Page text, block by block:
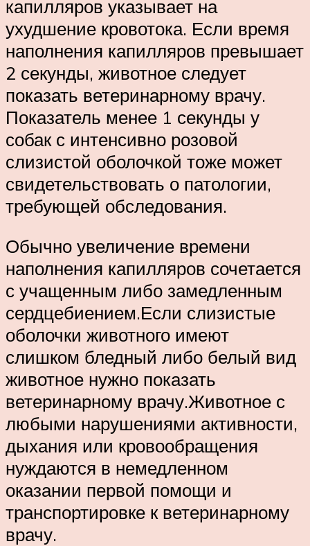
капилляров указывает на
ухудшение кровотока. Если время
наполнения капилляров превышает
2 секунды, животное следует
показать ветеринарному врачу.
Показатель менее 1 секунды у
собак с интенсивно розовой
слизистой оболочкой тоже может
свидетельствовать о патологии,
требующей обследования.
Обычно увеличение времени
наполнения капилляров сочетается
с учащенным либо замедленным
сердцебиением.Если слизистые
оболочки животного имеют
слишком бледный либо белый вид
животное нужно показать
ветеринарному врачу.Животное с
любыми нарушениями активности,
дыхания или кровообращения
нуждаются в немедленном
оказании первой помощи и
транспортировке к ветеринарному
врачу.